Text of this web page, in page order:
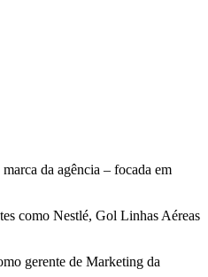
da agência – focada em
como Nestlé, Gol Linhas Aéreas
gerente de Marketing da